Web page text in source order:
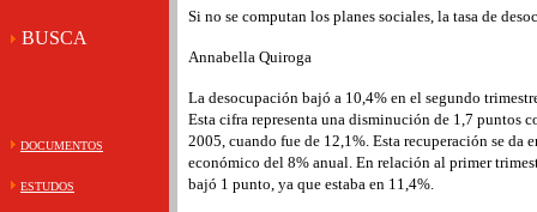
BUSCA
DOCUMENTOS
ESTUDOS
Si no se computan los planes sociales, la tasa de
Annabella Quiroga
La desocupación bajó a 10,4% en el segundo
Esta cifra representa una disminución de 1,7 puntos
2005, cuando fue de 12,1%. Esta recuperación se da
económico del 8% anual. En relación al primer
bajó 1 punto, ya que estaba en 11,4%.